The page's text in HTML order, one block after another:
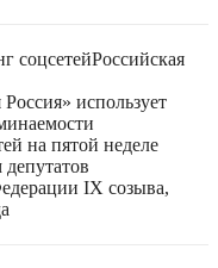
соцсетейРоссийская
использует
на пятой неделе
IX созыва,